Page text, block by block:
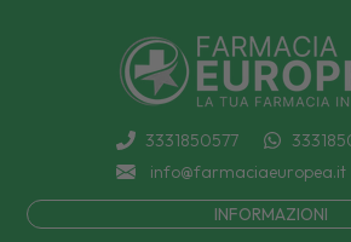
3331850577
info@farmaciaeuropea.it
INFORMAZIONI